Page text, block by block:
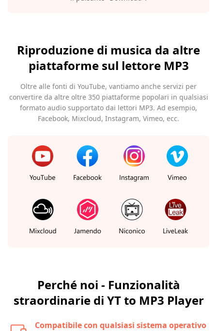
Riproduzione di musica da altre
piattaforme sul lettore MP3
Oltre alle fonti di YouTube, vantiamo anche servizi per
convertire da altre oltre 350 piattaforme popolari in qualsiasi
formato audio supportato dai lettori MP3. Ad esempio,
Facebook, Mixcloud, Instagram, Vimeo, ecc.
Perché noi - Funzionalità
straordinarie di YT to MP3 Player
Compatibile con qualsiasi sistema operativo